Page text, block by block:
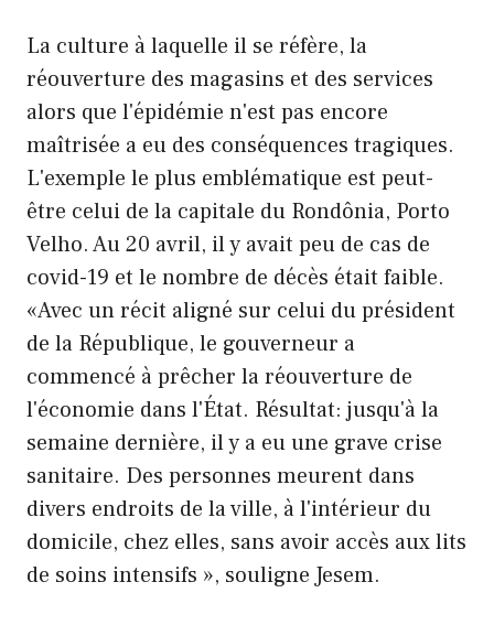
La culture à laquelle il se réfère, la
réouverture des magasins et des services
alors que l'épidémie n'est pas encore
maîtrisée a eu des conséquences tragiques.
L'exemple le plus emblématique est peut-
être celui de la capitale du Rondônia, Porto
Velho. Au 20 avril, il y avait peu de cas de
covid-19 et le nombre de décès était faible.
«Avec un récit aligné sur celui du président
de la République, le gouverneur a
commencé à prêcher la réouverture de
l'économie dans l'État. Résultat: jusqu'à la
semaine dernière, il y a eu une grave crise
sanitaire. Des personnes meurent dans
divers endroits de la ville, à l'intérieur du
domicile, chez elles, sans avoir accès aux lits
de soins intensifs », souligne Jesem.